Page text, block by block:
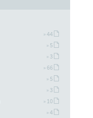
» 44
» 5
» 3
» 66
» 5
» 3
» 10
» 4